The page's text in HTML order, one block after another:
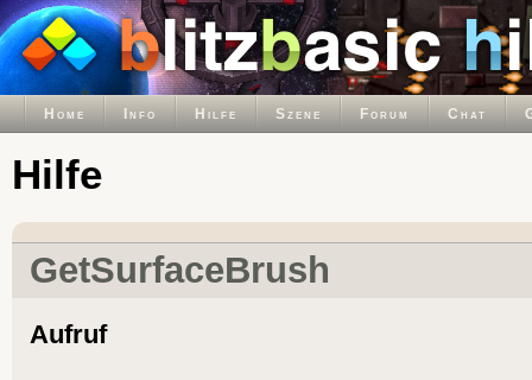
Home Info Hilfe Szene Forum Chat
Hilfe
GetSurfaceBrush
Aufruf